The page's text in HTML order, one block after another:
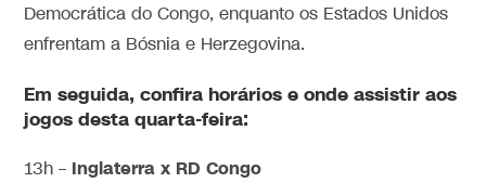
Democrática do Congo, enquanto os Estados Unidos
enfrentam a Bósnia e Herzegovina.
Em seguida, confira horários e onde assistir aos
jogos desta quarta-feira:
13h – Inglaterra x RD Congo